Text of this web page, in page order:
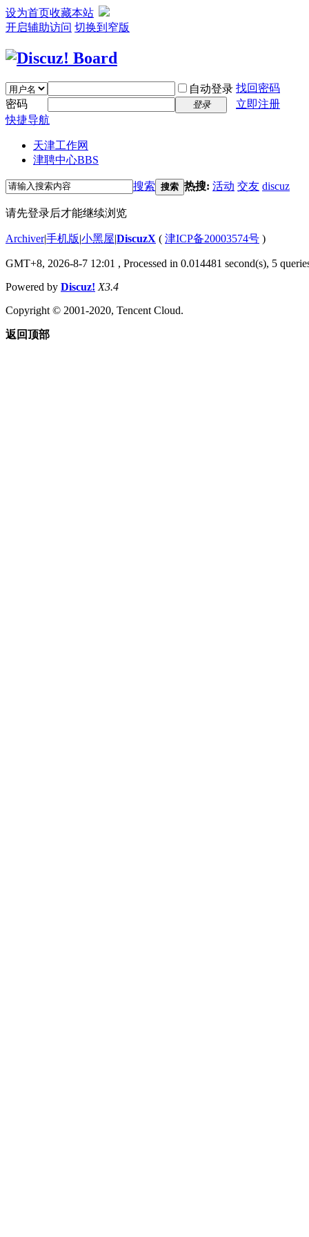
设为首页收藏本站
开启辅助访问 切换到窄版
自动登录 找回密码
密码
登录
立即注册
快捷导航
天津工作网
津聘中心BBS
搜索 搜索 热搜: 活动 交友 discuz
请先登录后才能继续浏览
Archiver|手机版|小黑屋|DiscuzX ( 津ICP备20003574号 )
GMT+8, 2026-8-7 12:01 , Processed in 0.014481 second(s), 5
Powered by Discuz! X3.4
Copyright © 2001-2020, Tencent Cloud.
返回顶部